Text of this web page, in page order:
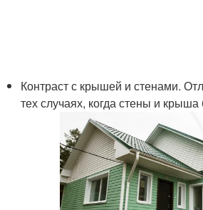
Контраст с крышей и стенами.
тех случаях, когда стены и крыша